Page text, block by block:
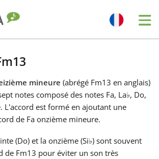
mineure (abrégé Fm13 en anglais)
notes composé des notes Fa, La♭, Do,
L'accord est formé en ajoutant une
de Fa onzième mineure.
(Do) et la onzième (Si♭) sont souvent
de Fm13 pour éviter un son très